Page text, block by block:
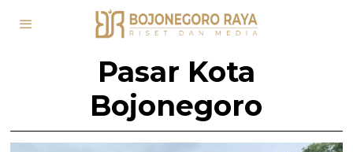
Pasar Kota
Bojonegoro